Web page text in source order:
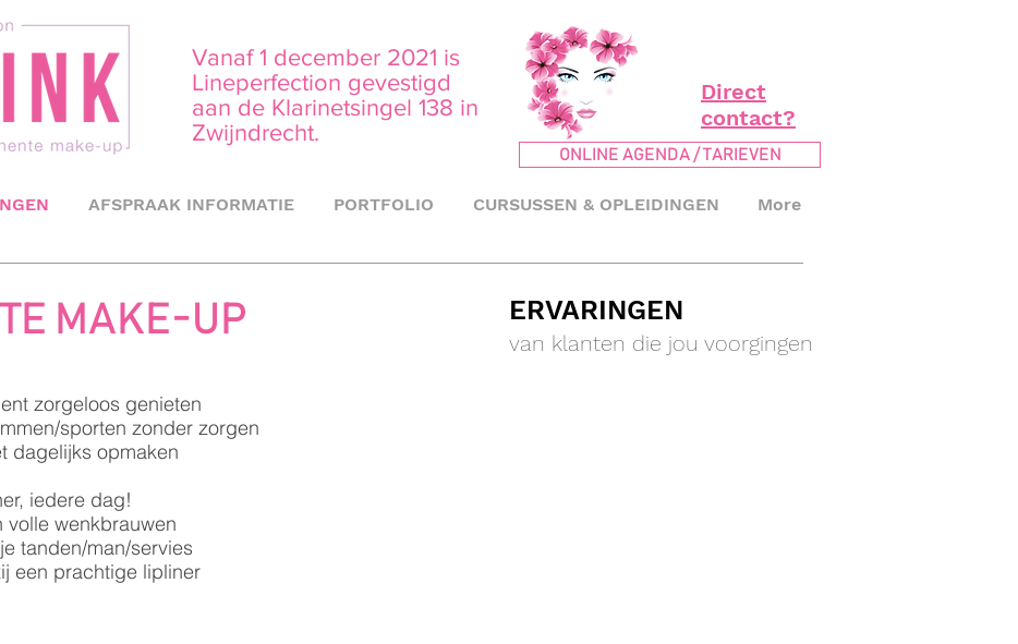
AFSPRAAK INFORMATIE PORTFOLIO CURSUSSEN & OPLEIDINGEN More
MAKE-UP ERVARINGEN
van klanten die jou voorgingen
zorgeloos genieten
sporten zonder zorgen
dagelijks opmaken
iedere dag!
volle wenkbrauwen
tanden/man/servies
een prachtige lipliner
Vanaf 1 december 2021 is
Lineperfection gevestigd
aan de Klarinetsingel 138 in
Zwijndrecht.
Direct
contact?
ONLINE AGENDA / TARIEVEN